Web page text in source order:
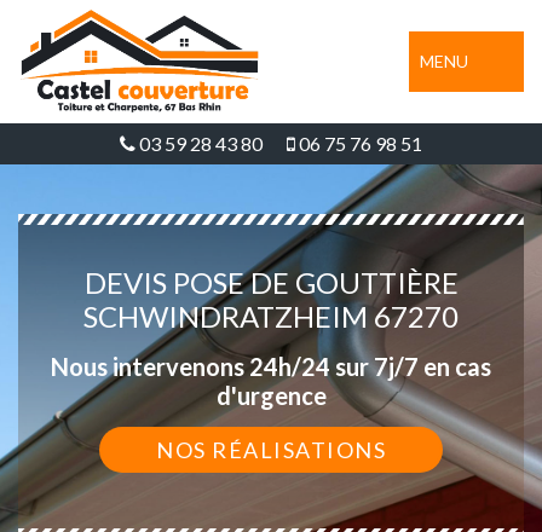
MENU
03 59 28 43 80 06 75 76 98 51
DEVIS POSE DE GOUTTIÈRE
SCHWINDRATZHEIM 67270
Nous intervenons 24h/24 sur 7j/7 en cas
d'urgence
NOS RÉALISATIONS